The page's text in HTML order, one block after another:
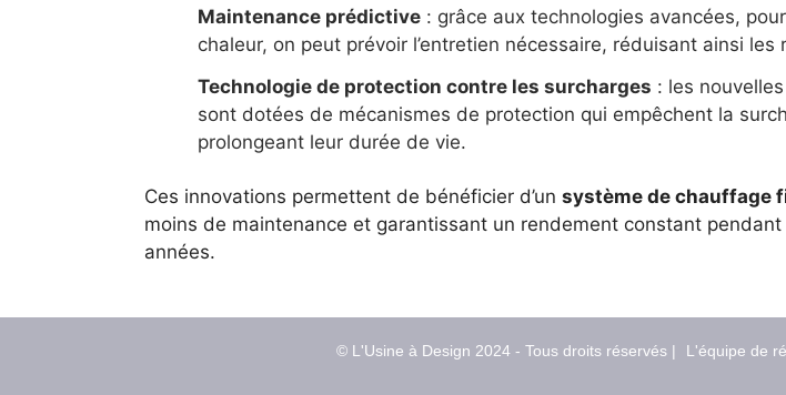
Maintenance prédictive: grâce aux technologies avancées,
chaleur, on peut prévoir l’entretien nécessaire, réduisant ainsi les
Technologie de protection contre les surcharges : les
sont dotées de mécanismes de protection qui empêchent la
prolongeant leur durée de vie.
Ces innovations permettent de bénéficier d’un système de chauffage
moins de maintenance et garantissant un rendement constant
années.
© L'Usine à Design 2024 - Tous droits réservés | L'équipe de